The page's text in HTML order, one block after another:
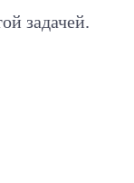
задачей.